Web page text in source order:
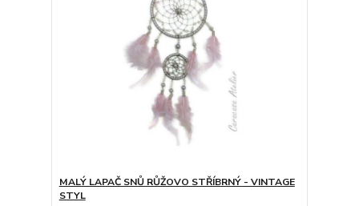
MALÝ LAPAČ SNŮ RŮŽOVO STŘÍBRNÝ - VINTAGE
STYL